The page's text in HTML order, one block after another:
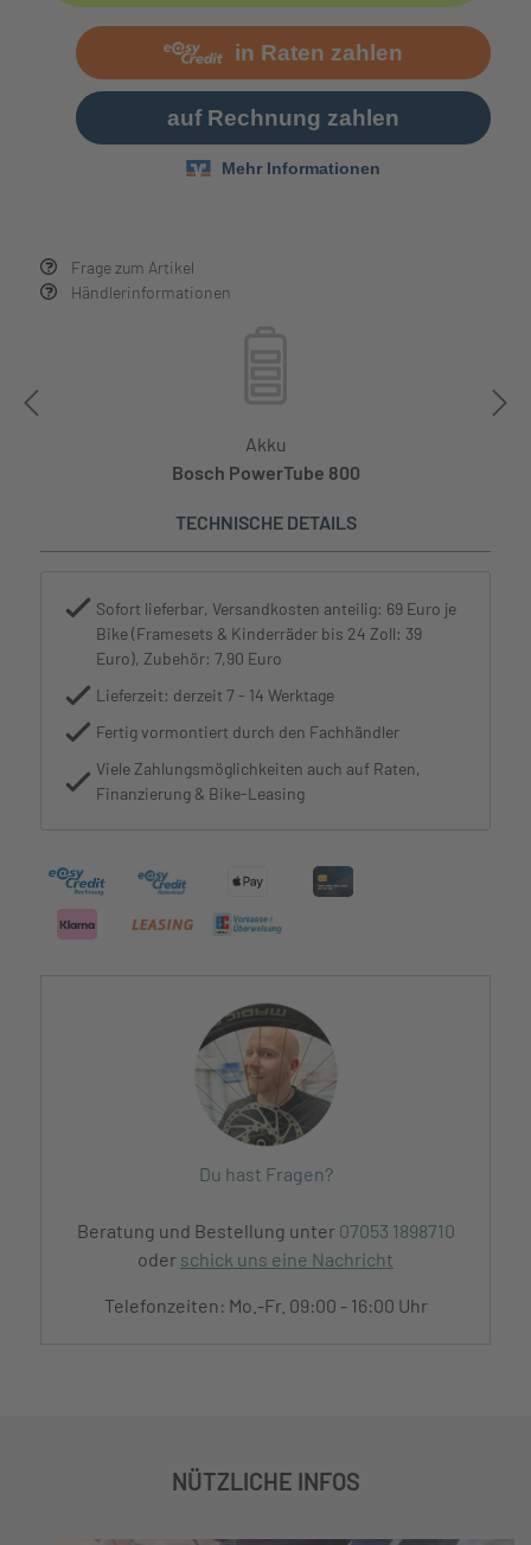
Frage zum Artikel
Händlerinformationen
Akku
Bosch PowerTube 800
TECHNISCHE DETAILS
Sofort lieferbar, Versandkosten anteilig: 69 Euro je
Bike (Framesets & Kinderräder bis 24 Zoll: 39
Euro), Zubehör: 7,90 Euro
Lieferzeit: derzeit 7 - 14 Werktage
Fertig vormontiert durch den Fachhändler
Viele Zahlungsmöglichkeiten auch auf Raten,
Finanzierung & Bike-Leasing
Du hast Fragen?
Beratung und Bestellung unter 07053 1898710
oder schick uns eine Nachricht
Telefonzeiten: Mo.-Fr. 09:00 - 16:00 Uhr
NÜTZLICHE INFOS